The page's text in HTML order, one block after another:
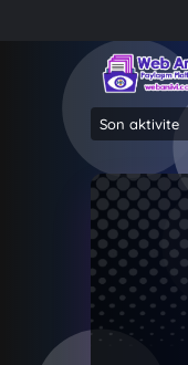
Son aktivite